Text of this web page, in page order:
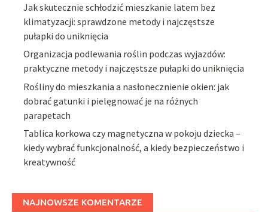
Jak skutecznie schłodzić mieszkanie latem bez
klimatyzacji: sprawdzone metody i najczęstsze
pułapki do uniknięcia
Organizacja podlewania roślin podczas wyjazdów:
praktyczne metody i najczęstsze pułapki do uniknięcia
Rośliny do mieszkania a nasłonecznienie okien: jak
dobrać gatunki i pielęgnować je na różnych
parapetach
Tablica korkowa czy magnetyczna w pokoju dziecka –
kiedy wybrać funkcjonalność, a kiedy bezpieczeństwo i
kreatywność
NAJNOWSZE KOMENTARZE